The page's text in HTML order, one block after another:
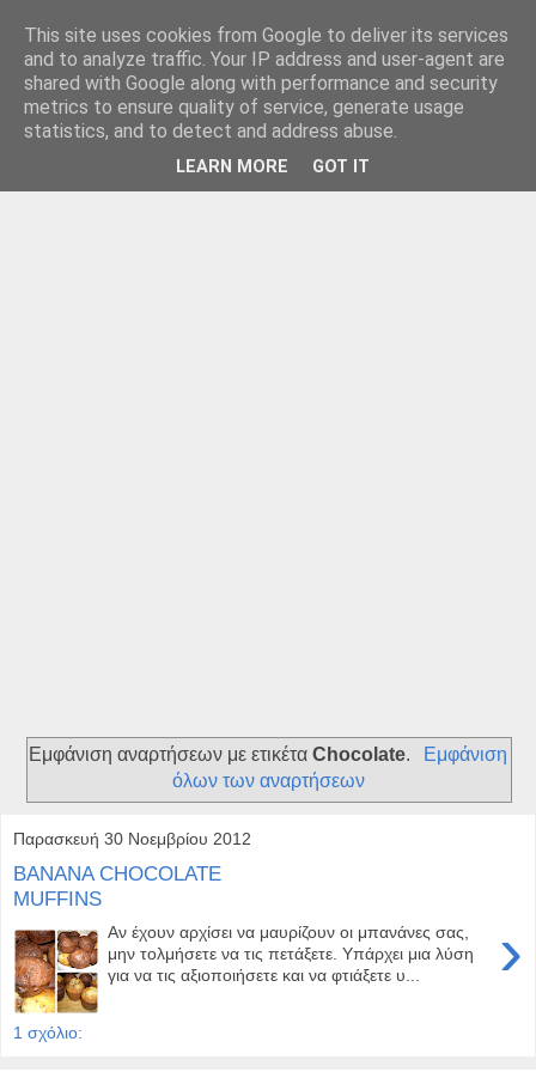
Εμφάνιση αναρτήσεων με ετικέταChocolate.
Εμφάνιση
όλων των αναρτήσεων
Παρασκευή 30 Νοεμβρίου 2012
BANANA CHOCOLATE
MUFFINS
›
Αν έχουν αρχίσει να μαυρίζουν οι μπανάνες σας,
μην τολμήσετε να τις πετάξετε. Υπάρχει μια λύση
για να τις αξιοποιήσετε και να φτιάξετε υ...
1 σχόλιο:
This site uses cookies from Google to deliver its services
and to analyze traffic. Your IP address and user-agent are
shared with Google along with performance and security
metrics to ensure quality of service, generate usage
statistics, and to detect and address abuse.
LEARN MORE GOT IT